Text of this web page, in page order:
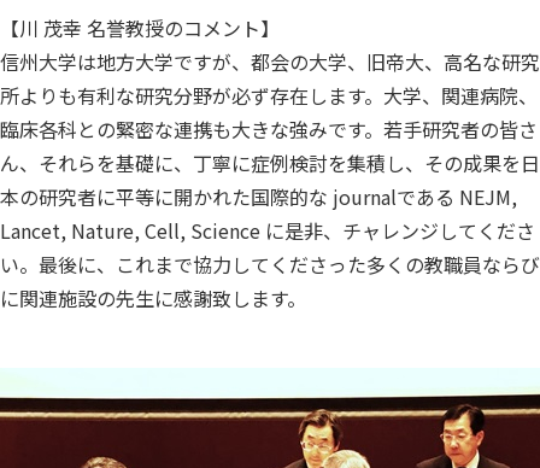
【川 茂幸 名誉教授のコメント】
信州大学は地方大学ですが、都会の大学、旧帝大、高名な研究
所よりも有利な研究分野が必ず存在します。大学、関連病院、
臨床各科との緊密な連携も大きな強みです。若手研究者の皆さ
ん、それらを基礎に、丁寧に症例検討を集積し、その成果を日
本の研究者に平等に開かれた国際的な journalである NEJM,
Lancet, Nature, Cell, Science に是非、チャレンジしてくださ
い。最後に、これまで協力してくださった多くの教職員ならび
に関連施設の先生に感謝致します。